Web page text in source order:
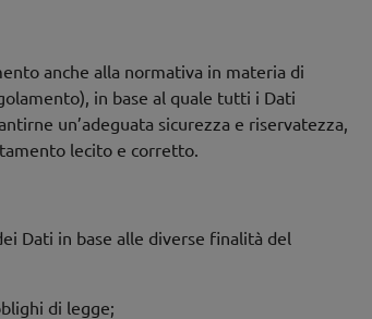
anche alla normativa in materia di
in base al quale tutti i Dati
un’adeguata sicurezza e riservatezza,
lecito e corretto.
Dati in base alle diverse finalità del
di legge;